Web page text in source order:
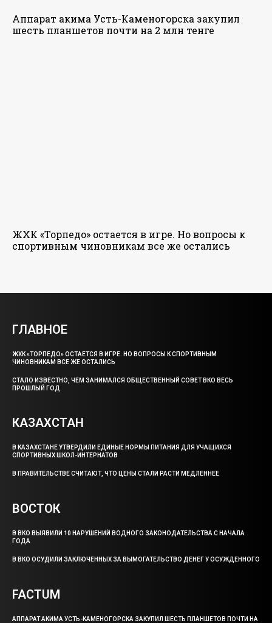
Аппарат акима Усть-Каменогорска закупил
шесть планшетов почти на 2 млн тенге
ЖХК «Торпедо» остается в игре. Но вопросы к
спортивным чиновникам все же остались
ГЛАВНОЕ
ЖХК «ТОРПЕДО» ОСТАЕТСЯ В ИГРЕ. НО ВОПРОСЫ К СПОРТИВНЫМ
ЧИНОВНИКАМ ВСЕ ЖЕ ОСТАЛИСЬ
СТАЛО ИЗВЕСТНО, ЧЕМ ЗАНИМАЛСЯ ОБЩЕСТВЕННЫЙ СОВЕТ ВКО ВЕСЬ
ПРОШЛЫЙ ГОД
КАЗАХСТАН
В КАЗАХСТАНЕ УТВЕРДИЛИ ЕДИНЫЕ НОРМЫ ПИТАНИЯ ДЛЯ УЧАЩИХСЯ
СПОРТИВНЫХ ШКОЛ-ИНТЕРНАТОВ
В ПРАВИТЕЛЬСТВЕ СЧИТАЮТ, ЧТО ЦЕНЫ СТАЛИ РАСТИ МЕДЛЕННЕЕ
ВОСТОК
В ВКО ВЫЯВИЛИ 10 НАРУШЕНИЙ ВОДНОГО ЗАКОНОДАТЕЛЬСТВА С НАЧАЛА
ГОДА
В ВКО ОСУДИЛИ ЗАКЛЮЧЕННЫХ ЗА ВЫМОГАТЕЛЬСТВО ДЕНЕГ У ОСУЖДЕННОГО
FACTUM
АППАРАТ АКИМА УСТЬ-КАМЕНОГОРСКА ЗАКУПИЛ ШЕСТЬ ПЛАНШЕТОВ ПОЧТИ НА